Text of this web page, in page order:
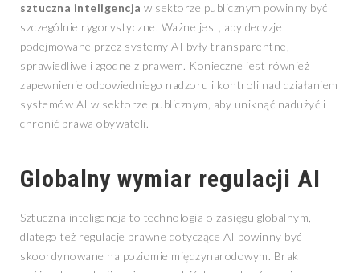
sztuczna inteligencja w sektorze publicznym powinny być
szczególnie rygorystyczne. Ważne jest, aby decyzje
podejmowane przez systemy AI były transparentne,
sprawiedliwe i zgodne z prawem. Konieczne jest również
zapewnienie odpowiedniego nadzoru i kontroli nad działaniem
systemów AI w sektorze publicznym, aby uniknąć nadużyć i
chronić prawa obywateli.
Globalny wymiar regulacji AI
Sztuczna inteligencja to technologia o zasięgu globalnym,
dlatego też regulacje prawne dotyczące AI powinny być
skoordynowane na poziomie międzynarodowym. Brak